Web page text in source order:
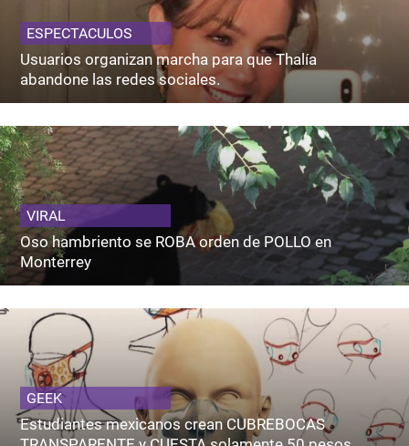
ESPECTACULOS
Usuarios organizan marcha para que Thalía
abandone las redes sociales.
VIRAL
Oso hambriento se ROBA orden de POLLO en
Monterrey
GEEK
Estudiantes mexicanos crean CUBREBOCAS